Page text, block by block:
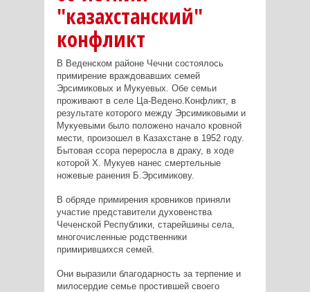
"казахстанский"
конфликт
В Веденском районе Чечни состоялось
примирение враждовавших семей
Эрсимиковых и Мукуевых. Обе семьи
проживают в селе Ца-Ведено.Конфликт, в
результате которого между Эрсимиковыми и
Мукуевыми было положено начало кровной
мести, произошел в Казахстане в 1952 году.
Бытовая ссора переросла в драку, в ходе
которой Х. Мукуев нанес смертельные
ножевые ранения Б.Эрсимикову.
В обряде примирения кровников приняли
участие представители духовенства
Чеченской Республики, старейшины села,
многочисленные родственники
примирившихся семей.
Они выразили благодарность за терпение и
милосердие семье простившей своего